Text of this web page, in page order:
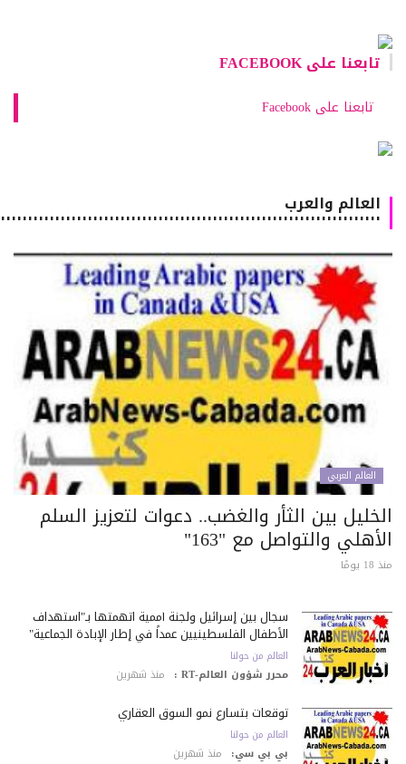
تابعنا على FACEBOOK
تابعنا على Facebook
العالم والعرب
٠٠٠٠٠٠٠٠٠٠٠٠٠٠٠٠٠٠٠٠٠٠٠٠٠٠٠٠٠٠٠٠٠٠٠٠٠٠٠٠٠٠٠٠٠٠٠٠٠٠٠٠٠٠٠٠٠٠٠٠٠٠٠٠٠٠٠٠٠٠٠
العالم العربي
بين الثأر والغضب.. دعوات لتعزيز السلم
والتواصل مع "163"
سجال بين إسرائيل ولجنة أممية اتهمتها بـ"استهداف
الأطفال الفلسطينيين عمداً في إطار الإبادة الجماعية"
العالم من حولنا
محرر شؤون العالم-RT : منذ شهرين
توقعات بتسارع نمو السوق العقاري
العالم من حولنا
بي بي سي: منذ شهرين